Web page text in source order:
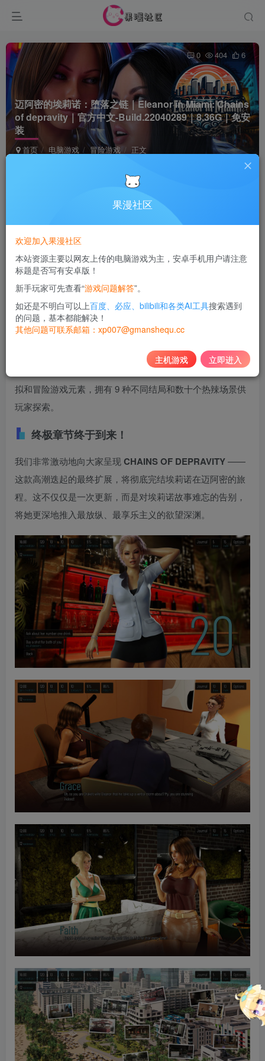
迈阿密的埃莉诺：堕落之链｜Eleanor in Miami: Chains
of depravity｜官方中文-Build.22040289｜8.36G｜免安
装
首页 电脑游戏 冒险游戏 正文
0 404 6
此内容为付费资源，请付费后查看
10
黄金会员免费
埃莉诺的迈阿密冒险最终更新 —— 融合了视觉小说、恋爱模
拟和冒险游戏元素，拥有 9 种不同结局和数十个热辣场景供
玩家探索。
终极章节终于到来！
我们非常激动地向大家呈现CHAINS OF DEPRAVITY——
这款高潮迭起的最终扩展，将彻底完结埃莉诺在迈阿密的旅
程。这不仅仅是一次更新，而是对埃莉诺故事难忘的告别，
将她更深地推入最放纵、最享乐主义的欲望深渊。
果漫社区
欢迎加入果漫社区
本站资源主要以网友上传的电脑游戏为主，安卓手机用户请注意
标题是否写有安卓版！
新手玩家可先查看“游戏问题解答”。
如还是不明白可以上百度、必应、bilibili和各类AI工具搜索遇到
的问题，基本都能解决！
其他问题可联系邮箱：xp007@gmanshequ.cc
主机游戏 立即进入